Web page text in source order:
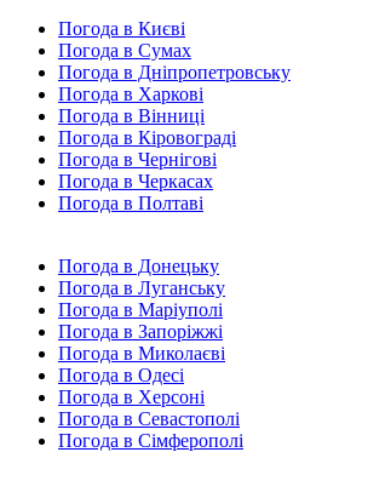
Погода в Києві
Погода в Сумах
Погода в Дніпропетровську
Погода в Харкові
Погода в Вінниці
Погода в Кіровограді
Погода в Чернігові
Погода в Черкасах
Погода в Полтаві
Погода в Донецьку
Погода в Луганську
Погода в Маріуполі
Погода в Запоріжжі
Погода в Миколаєві
Погода в Одесі
Погода в Херсоні
Погода в Севастополі
Погода в Сімферополі